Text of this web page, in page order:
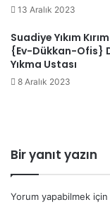
ReşadiyeYıkım
sunuyoruz:
Bina Yıkımı
Moloz taşıma
Şap Kırımı
Fayans Kırımı
13 Aralık 2023
Suadiye Yıkım
{Ev-Dükkan-Ofis}
Yıkma Ustası
8 Aralık 2023
Bir yanıt yazın
Yorum yapabilmek için